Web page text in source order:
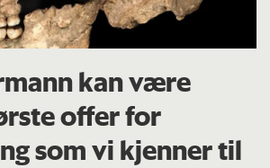
kan være
offer for
som vi kjenner til